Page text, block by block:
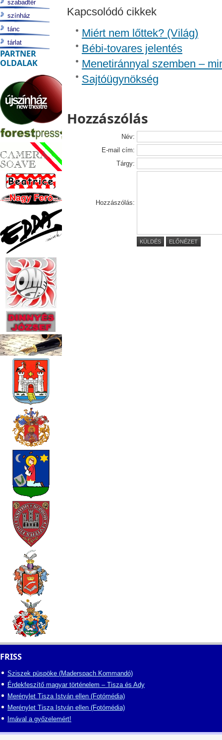
Kapcsolódó cikkek
Miért nem lőttek? (Világ)
Bébi-tovares jelentés
Menetiránnyal szemben –
Sajtóügynökség
Hozzászólás
Név:
E-mail cím:
Tárgy:
Hozzászólás:
KÜLDÉS ELŐNÉZET
szabadtér
színház
tánc
tárlat
PARTNER
OLDALAK
FRISS
Sziszek püspöke (Maderspach Kommandó)
Érdekfeszítő magyar történelem – Tisza és Ady
Merénylet Tisza István ellen (Fotómédia)
Merénylet Tisza István ellen (Fotómédia)
Imával a győzelemért!